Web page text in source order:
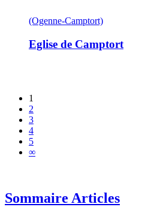
(Ogenne-Camptort)
Eglise de Camptort
1
2
3
4
5
∞
Sommaire Articles